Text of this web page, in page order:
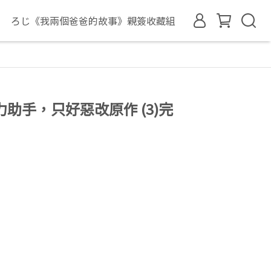
ろじ《我兩個爸爸的故事》親簽收藏組
手，只好惡改原作 (3)完